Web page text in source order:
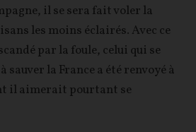
il se sera fait voler la
les moins éclairés. Avec ce
par la foule, celui qui se
sauver la France a été renvoyé à
il aimerait pourtant se